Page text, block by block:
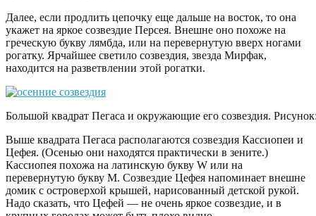
Далее, если продлить цепочку еще дальше на восток, то она
укажет на яркое созвездие Персея. Внешне оно похоже на
греческую букву лямбда, или на перевернутую вверх ногами
рогатку. Ярчайшее светило созвездия, звезда Мирфак,
находится на разветвлении этой рогатки.
Большой квадрат Пегаса и окружающие его созвездия.
Выше квадрата Пегаса располагаются созвездия Кассиопеи и
Цефея. (Осенью они находятся практически в зените.)
Кассиопея похожа на латинскую букву W или на
перевернутую букву М. Созвездие Цефея напоминает внешне
домик с островерхой крышей, нарисованный детской рукой.
Надо сказать, что Цефей — не очень яркое созвездие, и в